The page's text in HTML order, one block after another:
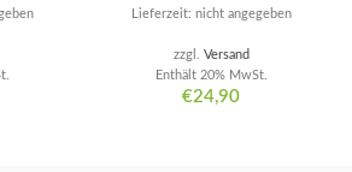
€24,90
Enthält 20% MwSt.
zzgl. Versand
Lieferzeit: nicht angegeben